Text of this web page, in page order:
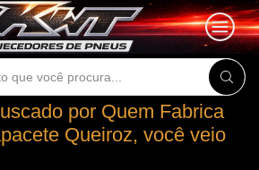
Search
por Quem Fabrica
Queiroz, você veio